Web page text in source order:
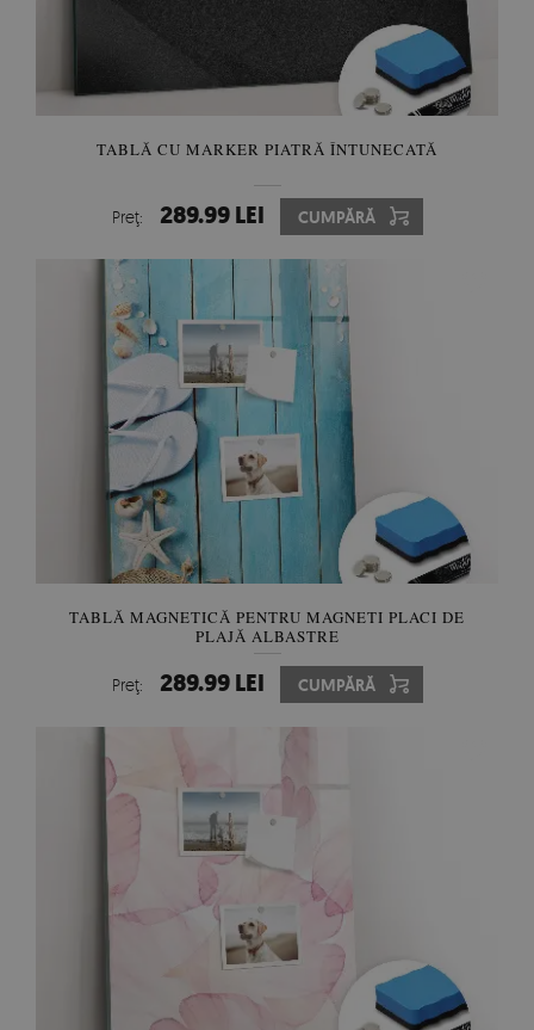
TABLĂ CU MARKER PIATRĂ ÎNTUNECATĂ
Preţ: 289.99 LEI CUMPĂRĂ
TABLĂ MAGNETICĂ PENTRU MAGNETI PLACI DE
PLAJĂ ALBASTRE
Preţ: 289.99 LEI CUMPĂRĂ